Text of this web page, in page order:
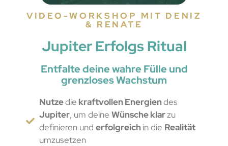
VIDEO-WORKSHOP MIT DENIZ
& RENATE
Jupiter Erfolgs Ritual
Entfalte deine wahre Fülle und
grenzloses Wachstum
Nutzedie kraftvollen Energiendes
Jupiter, um deineWünsche klarzu
definieren underfolgreichin die Realität
umzusetzen